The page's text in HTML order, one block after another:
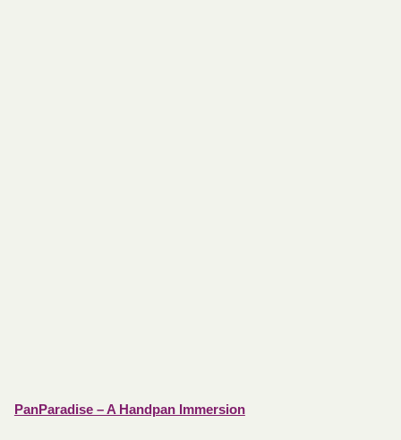
PanParadise – A Handpan Immersion